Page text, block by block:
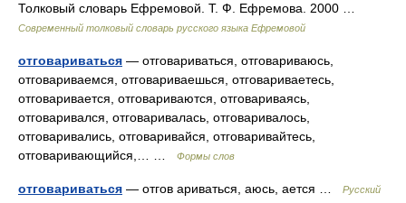
Толковый словарь Ефремовой. Т. Ф. Ефремова. 2000 …
Современный толковый словарь русского языка Ефремовой
отговариваться — отговариваться, отговариваюсь,
отговариваемся, отговариваешься, отговариваетесь,
отговаривается, отговариваются, отговариваясь,
отговаривался, отговаривалась, отговаривалось,
отговаривались, отговаривайся, отговаривайтесь,
отговаривающийся,… …
Формы слов
отговариваться — отгов ариваться, аюсь, ается …
Русский